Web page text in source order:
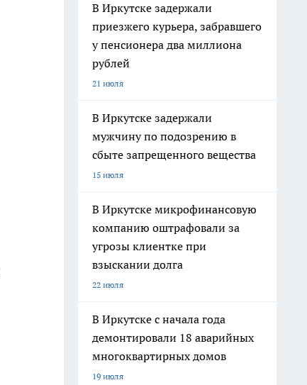
В Иркутске задержали
приезжего курьера, забравшего
у пенсионера два миллиона
рублей
21 июля
В Иркутске задержали
мужчину по подозрению в
сбыте запрещенного вещества
15 июля
В Иркутске микрофинансовую
компанию оштрафовали за
угрозы клиентке при
взыскании долга
22 июля
В Иркутске с начала года
демонтировали 18 аварийных
многоквартирных домов
19 июля